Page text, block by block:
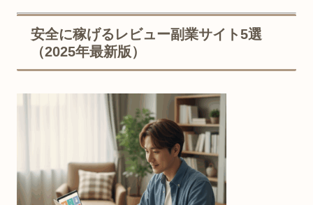
安全に稼げるレビュー副業サイト5選
（2025年最新版）